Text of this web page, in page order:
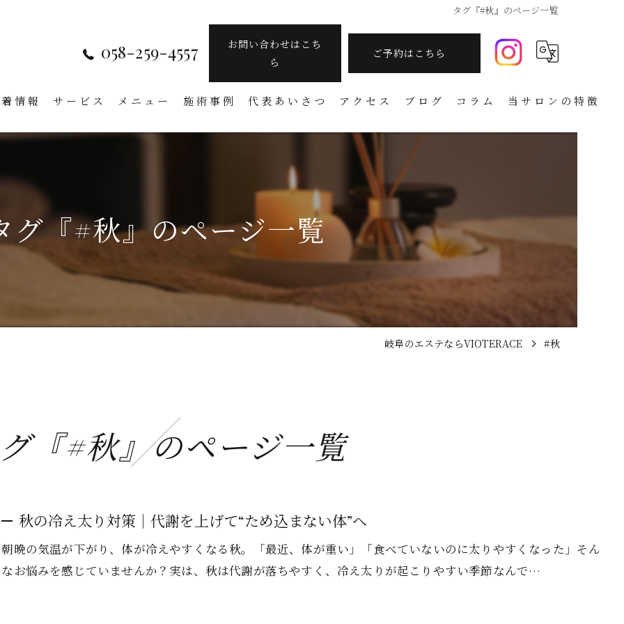
タグ『#秋』のページ一覧
058-259-4557
お問い合わせはこち
ら
ご予約はこちら
情報 サービス メニュー 施術事例 代表あいさつ アクセス ブログ コラム 当サロンの特徴
アーユルヴェーダ
グ『#秋』のページ一覧
岐阜のエステならVIOTERACE #秋
『#秋』のページ一覧
秋の冷え太り対策｜代謝を上げて“ため込まない体”へ
朝晩の気温が下がり、体が冷えやすくなる秋。「最近、体が重い」「食べていないのに太りやすくなった」そん
なお悩みを感じていませんか？実は、秋は代謝が落ちやすく、冷え太りが起こりやすい季節なんで…